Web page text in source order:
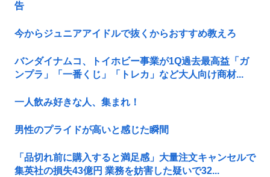
告
今からジュニアアイドルで抜くからおすすめ教えろ
バンダイナムコ、トイホビー事業が1Q過去最高益「ガ
ンプラ」「一番くじ」「トレカ」など大人向け商材...
一人飲み好きな人、集まれ！
男性のプライドが高いと感じた瞬間
「品切れ前に購入すると満足感」大量注文キャンセルで
集英社の損失43億円 業務を妨害した疑いで32...